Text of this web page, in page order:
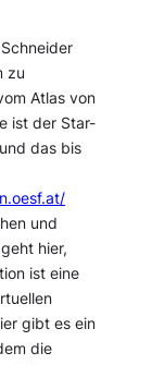
zu
Atlas von
ist der Star-
das bis
und
hier,
ist eine
gibt es ein
die